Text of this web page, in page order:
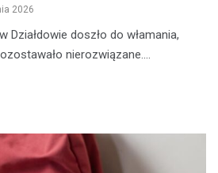
2026
Działdowie doszło do włamania,
nierozwiązane.…